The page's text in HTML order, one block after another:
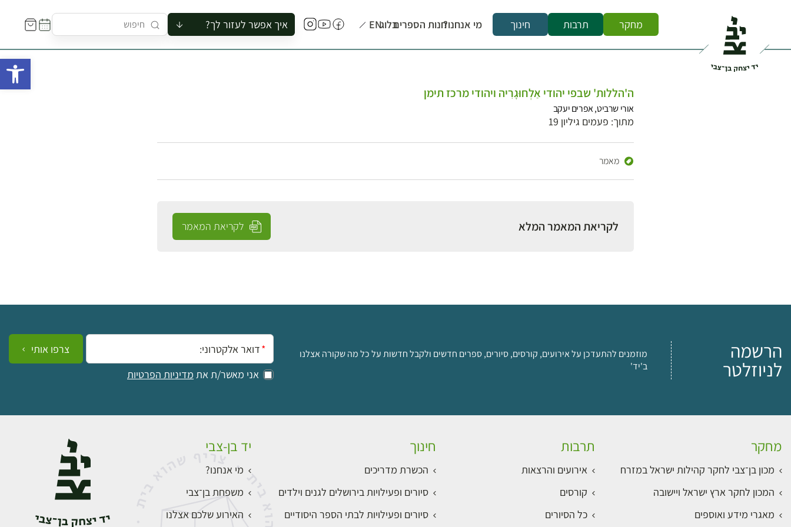
מחקר תרבות חינוך מי אנחנו?חנות הספריםבלוגEN איך אפשר לעזור לך?
להזמין סיור לקבוצה
ה'הללות' שבפי יהודי אַלְחוּגָרִיה ויהודי מרכז תימן
אורי שרביט, אפרים יעקב
מתוך: פעמים גיליון 19
מאמר
לקריאת המאמר המלא לקריאת המאמר
הרשמה
לניוזלטר
מוזמנים להתעדכן על אירועים, קורסים, סיורים, ספרים חדשים ולקבל חדשות על כל מה שקורה אצלנו
ב'יד'
אימייל:
אני מאשר/ת את מדיניות הפרטיות
צרפו אותי
מחקר
מכון בן־צבי לחקר קהילות ישראל במזרח
המכון לחקר ארץ ישראל ויישובה
מאגרי מידע ואוספים
תרבות
אירועים והרצאות
קורסים
כל הסיורים
חינוך
הכשרת מדריכים
סיורים ופעילויות בירושלים לגנים וילדים
סיורים ופעילויות לבתי הספר היסודיים
יד בן-צבי
מי אנחנו?
משפחת בן־צבי
האירוע שלכם אצלנו